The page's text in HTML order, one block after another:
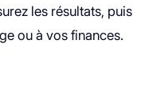
les résultats, puis
ou à vos finances.